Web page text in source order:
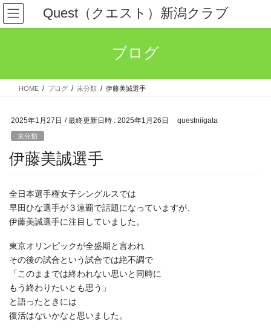
コ
ン
テ
ス
ナ
ビ
ゲ
ン
Quest（クエスト）新潟クラブ
ブログ
HOME ブログ 未分類 伊藤美誠選手
2025年1月27日 / 最終更新日時 : 2025年1月26日 questniigata
未分類
伊藤美誠選手
全日本選手権女子シングルスでは
早田ひな選手が３連覇で話題になっていますが、
伊藤美誠選手に注目していました。
東京オリンピックが全盛期と言われ
その後の試合という試合では絶不調で
「このままでは終われない思いと同時に
もう終わりたいとも思う」
と語ったときには
復活はないかなと思いました。